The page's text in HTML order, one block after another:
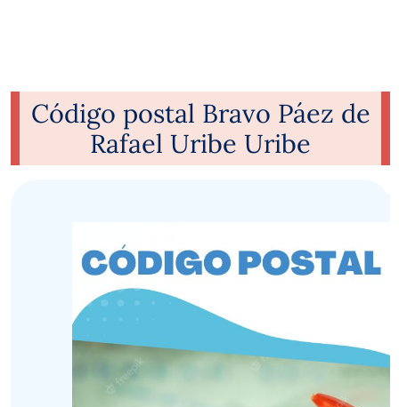
Código postal Bravo Páez de
Rafael Uribe Uribe